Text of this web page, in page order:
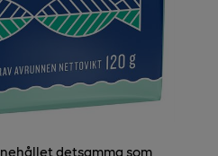
detsamma som